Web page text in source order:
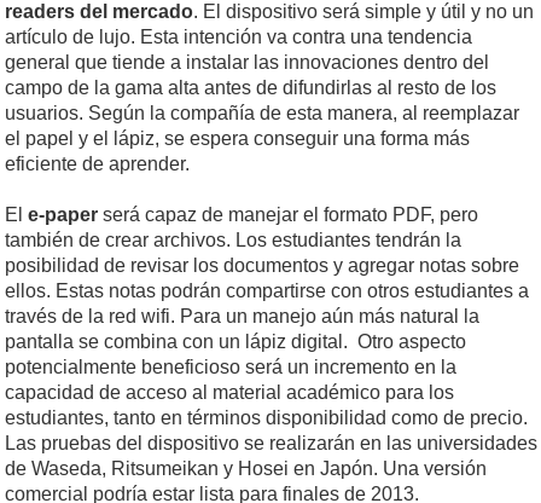
readers del mercado. El dispositivo será simple y útil y no un
artículo de lujo. Esta intención va contra una tendencia
general que tiende a instalar las innovaciones dentro del
campo de la gama alta antes de difundirlas al resto de los
usuarios. Según la compañía de esta manera, al reemplazar
el papel y el lápiz, se espera conseguir una forma más
eficiente de aprender.
El e-paper será capaz de manejar el formato PDF, pero
también de crear archivos. Los estudiantes tendrán la
posibilidad de revisar los documentos y agregar notas sobre
ellos. Estas notas podrán compartirse con otros estudiantes a
través de la red wifi. Para un manejo aún más natural la
pantalla se combina con un lápiz digital. Otro aspecto
potencialmente beneficioso será un incremento en la
capacidad de acceso al material académico para los
estudiantes, tanto en términos disponibilidad como de precio.
Las pruebas del dispositivo se realizarán en las universidades
de Waseda, Ritsumeikan y Hosei en Japón. Una versión
comercial podría estar lista para finales de 2013.